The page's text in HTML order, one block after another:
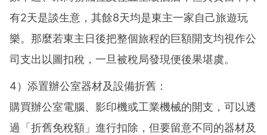
有2天是談生意，其餘8天均是東主一家自己旅遊玩
樂。那麼若東主日後把整個旅程的巨額開支均視作公
司支出以圖扣稅，一旦被稅局發現便後果堪虞。
4）添置辦公室器材及設備折舊：
購買辦公室電腦、影印機或工業機械的開支，可以透
過「折舊免稅額」進行扣除，但要留意不同的器材及